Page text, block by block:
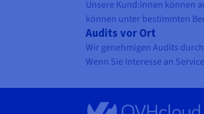
Unsere Kund:innen können
können unter bestimmten
Audits vor Ort
Wir genehmigen Audits
Wenn Sie Interesse an